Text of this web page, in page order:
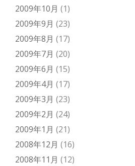
2009年10月 (1)
2009年9月 (23)
2009年8月 (17)
2009年7月 (20)
2009年6月 (15)
2009年4月 (17)
2009年3月 (23)
2009年2月 (24)
2009年1月 (21)
2008年12月 (16)
2008年11月 (12)